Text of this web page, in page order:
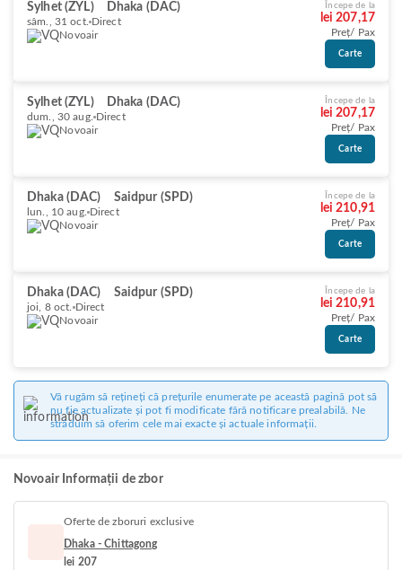
Sylhet (ZYL) Dhaka (DAC)
sâm., 31 oct. Direct
Novoair
Începe de la
lei 207,17
Preț/ Pax
Carte
Sylhet (ZYL) Dhaka (DAC)
dum., 30 aug. Direct
Novoair
Începe de la
lei 207,17
Preț/ Pax
Carte
Dhaka (DAC) Saidpur (SPD)
lun., 10 aug. Direct
Novoair
Începe de la
lei 210,91
Preț/ Pax
Carte
Dhaka (DAC) Saidpur (SPD)
joi, 8 oct. Direct
Novoair
Începe de la
lei 210,91
Preț/ Pax
Carte
Vă rugăm să rețineți că prețurile enumerate pe această pagină pot să
nu fie actualizate și pot fi modificate fără notificare prealabilă. Ne
străduim să oferim cele mai exacte și actuale informații.
Novoair Informații de zbor
Oferte de zboruri exclusive
Dhaka - Chittagong
lei 207